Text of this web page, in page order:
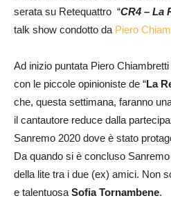
serata su Retequattro “CR4 – La
talk show condotto da Piero
Ad inizio puntata Piero
con le piccole opinioniste de “La
che, questa settimana, faranno
il cantautore reduce dalla
Sanremo 2020 dove è stato
Da quando si è concluso
della lite tra i due (ex) amici. Non
e talentuosa Sofia Tornambene.